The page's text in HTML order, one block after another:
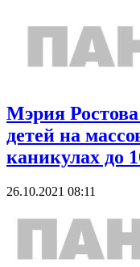
Мэрия
детей на
каникулах до
26.10.2021 08:11